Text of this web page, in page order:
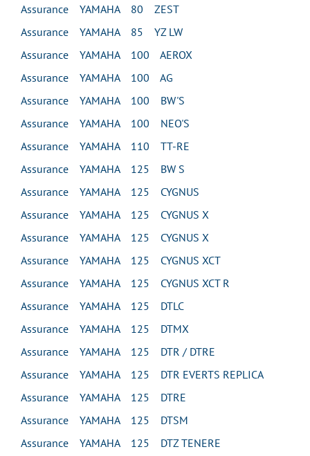
Assurance YAMAHA 80 ZEST
Assurance YAMAHA 85 YZ LW
Assurance YAMAHA 100 AEROX
Assurance YAMAHA 100 AG
Assurance YAMAHA 100 BW'S
Assurance YAMAHA 100 NEO'S
Assurance YAMAHA 110 TT-RE
Assurance YAMAHA 125 BW S
Assurance YAMAHA 125 CYGNUS
Assurance YAMAHA 125 CYGNUS X
Assurance YAMAHA 125 CYGNUS X
Assurance YAMAHA 125 CYGNUS XCT
Assurance YAMAHA 125 CYGNUS XCT R
Assurance YAMAHA 125 DTLC
Assurance YAMAHA 125 DTMX
Assurance YAMAHA 125 DTR / DTRE
Assurance YAMAHA 125 DTR EVERTS REPLICA
Assurance YAMAHA 125 DTRE
Assurance YAMAHA 125 DTSM
Assurance YAMAHA 125 DTZ TENERE